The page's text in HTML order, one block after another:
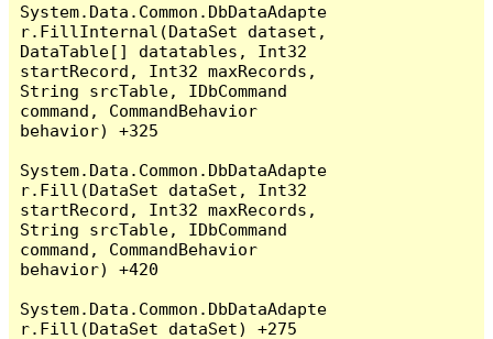
System.Data.Common.DbDataAdapte
r.FillInternal(DataSet dataset,
DataTable[] datatables, Int32
startRecord, Int32 maxRecords,
String srcTable, IDbCommand
command, CommandBehavior
behavior) +325
System.Data.Common.DbDataAdapte
r.Fill(DataSet dataSet, Int32
startRecord, Int32 maxRecords,
String srcTable, IDbCommand
command, CommandBehavior
behavior) +420
System.Data.Common.DbDataAdapte
r.Fill(DataSet dataSet) +275